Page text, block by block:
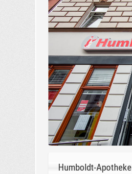
Humboldt-Apotheke